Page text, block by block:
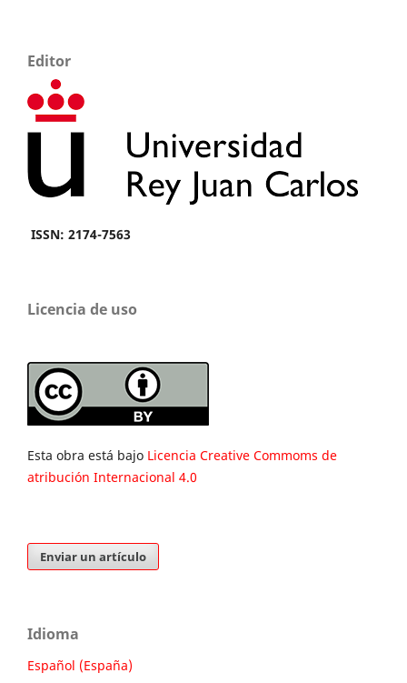
Editor
ISSN: 2174-7563
Licencia de uso
Esta obra está bajo Licencia Creative Commoms de
atribución Internacional 4.0
Enviar un artículo
Idioma
Español (España)